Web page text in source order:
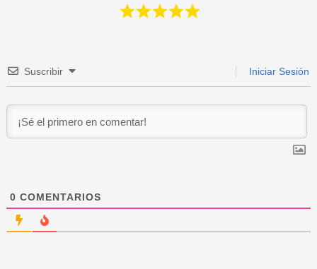
Suscribir Iniciar Sesión
0 COMENTARIOS